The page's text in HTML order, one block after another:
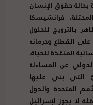
بحالة حقوق الإنسان
فرانشيسكا
بالترويج للحلول
على القطاع وحرمانه
المنقذة للحياة،
عن المساءلة
التي بني عليها
المتحدة والدول
لا يجوز لإسرائيل